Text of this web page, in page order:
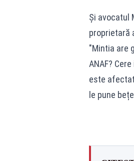
Și avocatul
proprietară
"Mintia are
ANAF?
este
le pune